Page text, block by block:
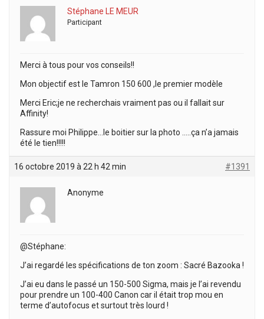
Stéphane LE MEUR
Participant
Merci à tous pour vos conseils!!
Mon objectif est le Tamron 150 600 ,le premier modèle
Merci Eric;je ne recherchais vraiment pas ou il fallait sur
Affinity!
Rassure moi Philippe…le boitier sur la photo …..ça n’a jamais
été le tien!!!!!
16 octobre 2019 à 22 h 42 min #1391
Anonyme
@Stéphane:
J’ai regardé les spécifications de ton zoom : Sacré Bazooka !
J’ai eu dans le passé un 150-500 Sigma, mais je l’ai revendu
pour prendre un 100-400 Canon car il était trop mou en
terme d’autofocus et surtout très lourd !